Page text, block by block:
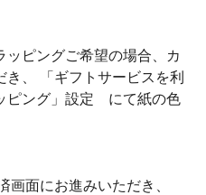
ッピングご希望の場合、カ
、 「ギフトサービスを利
ピング」設定 にて紙の色
画面にお進みいただき、